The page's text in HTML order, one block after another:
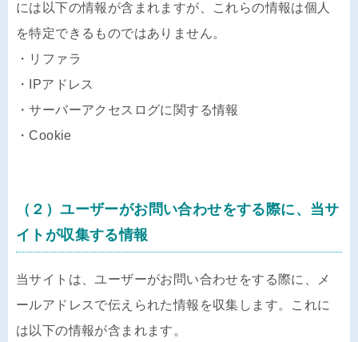
には以下の情報が含まれますが、これらの情報は個人
を特定できるものではありません。
・リファラ
・IPアドレス
・サーバーアクセスログに関する情報
・Cookie
（２）ユーザーがお問い合わせをする際に、当サ
イトが収集する情報
当サイトは、ユーザーがお問い合わせをする際に、メ
ールアドレスで伝えられた情報を収集します。これに
は以下の情報が含まれます。